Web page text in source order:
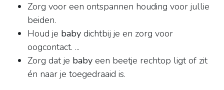
Zorg voor een ontspannen houding voor jullie
beiden.
Houd je baby dichtbij je en zorg voor
oogcontact. ...
Zorg dat je baby een beetje rechtop ligt of zit
én naar je toegedraaid is.